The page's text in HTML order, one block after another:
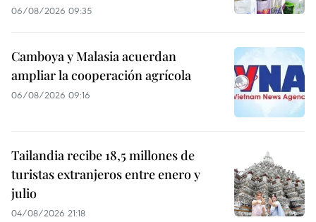
06/08/2026 09:35
Camboya y Malasia acuerdan
ampliar la cooperación agrícola
06/08/2026 09:16
Tailandia recibe 18,5 millones de
turistas extranjeros entre enero y
julio
04/08/2026 21:18